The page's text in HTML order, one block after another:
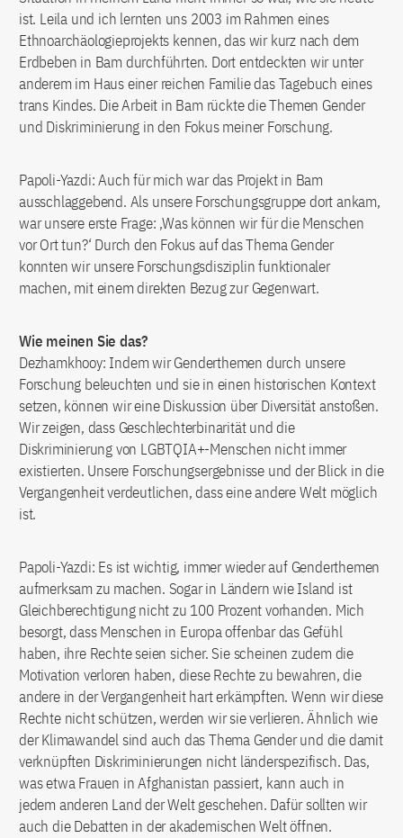
ist. Leila und ich lernten uns 2003 im Rahmen eines
Ethnoarchäologieprojekts kennen, das wir kurz nach dem
Erdbeben in Bam durchführten. Dort entdeckten wir unter
anderem im Haus einer reichen Familie das Tagebuch eines
trans Kindes. Die Arbeit in Bam rückte die Themen Gender
und Diskriminierung in den Fokus meiner Forschung.
Papoli-Yazdi: Auch für mich war das Projekt in Bam
ausschlaggebend. Als unsere Forschungsgruppe dort ankam,
war unsere erste Frage: ‚Was können wir für die Menschen
vor Ort tun?‘ Durch den Fokus auf das Thema Gender
konnten wir unsere Forschungsdisziplin funktionaler
machen, mit einem direkten Bezug zur Gegenwart.
Wie meinen Sie das?
Dezhamkhooy: Indem wir Genderthemen durch unsere
Forschung beleuchten und sie in einen historischen Kontext
setzen, können wir eine Diskussion über Diversität anstoßen.
Wir zeigen, dass Geschlechterbinarität und die
Diskriminierung von LGBTQIA+-Menschen nicht immer
existierten. Unsere Forschungsergebnisse und der Blick in die
Vergangenheit verdeutlichen, dass eine andere Welt möglich
ist.
Papoli-Yazdi: Es ist wichtig, immer wieder auf Genderthemen
aufmerksam zu machen. Sogar in Ländern wie Island ist
Gleichberechtigung nicht zu 100 Prozent vorhanden. Mich
besorgt, dass Menschen in Europa offenbar das Gefühl
haben, ihre Rechte seien sicher. Sie scheinen zudem die
Motivation verloren haben, diese Rechte zu bewahren, die
andere in der Vergangenheit hart erkämpften. Wenn wir diese
Rechte nicht schützen, werden wir sie verlieren. Ähnlich wie
der Klimawandel sind auch das Thema Gender und die damit
verknüpften Diskriminierungen nicht länderspezifisch. Das,
was etwa Frauen in Afghanistan passiert, kann auch in
jedem anderen Land der Welt geschehen. Dafür sollten wir
auch die Debatten in der akademischen Welt öffnen.